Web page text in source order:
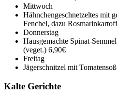
Mittwoch
Hähnchengeschnetzeltes mit
Fenchel, dazu
Donnerstag
Hausgemachte Spinat-
(veget.) 6,90€
Freitag
Jägerschnitzel mit
Kalte Gerichte